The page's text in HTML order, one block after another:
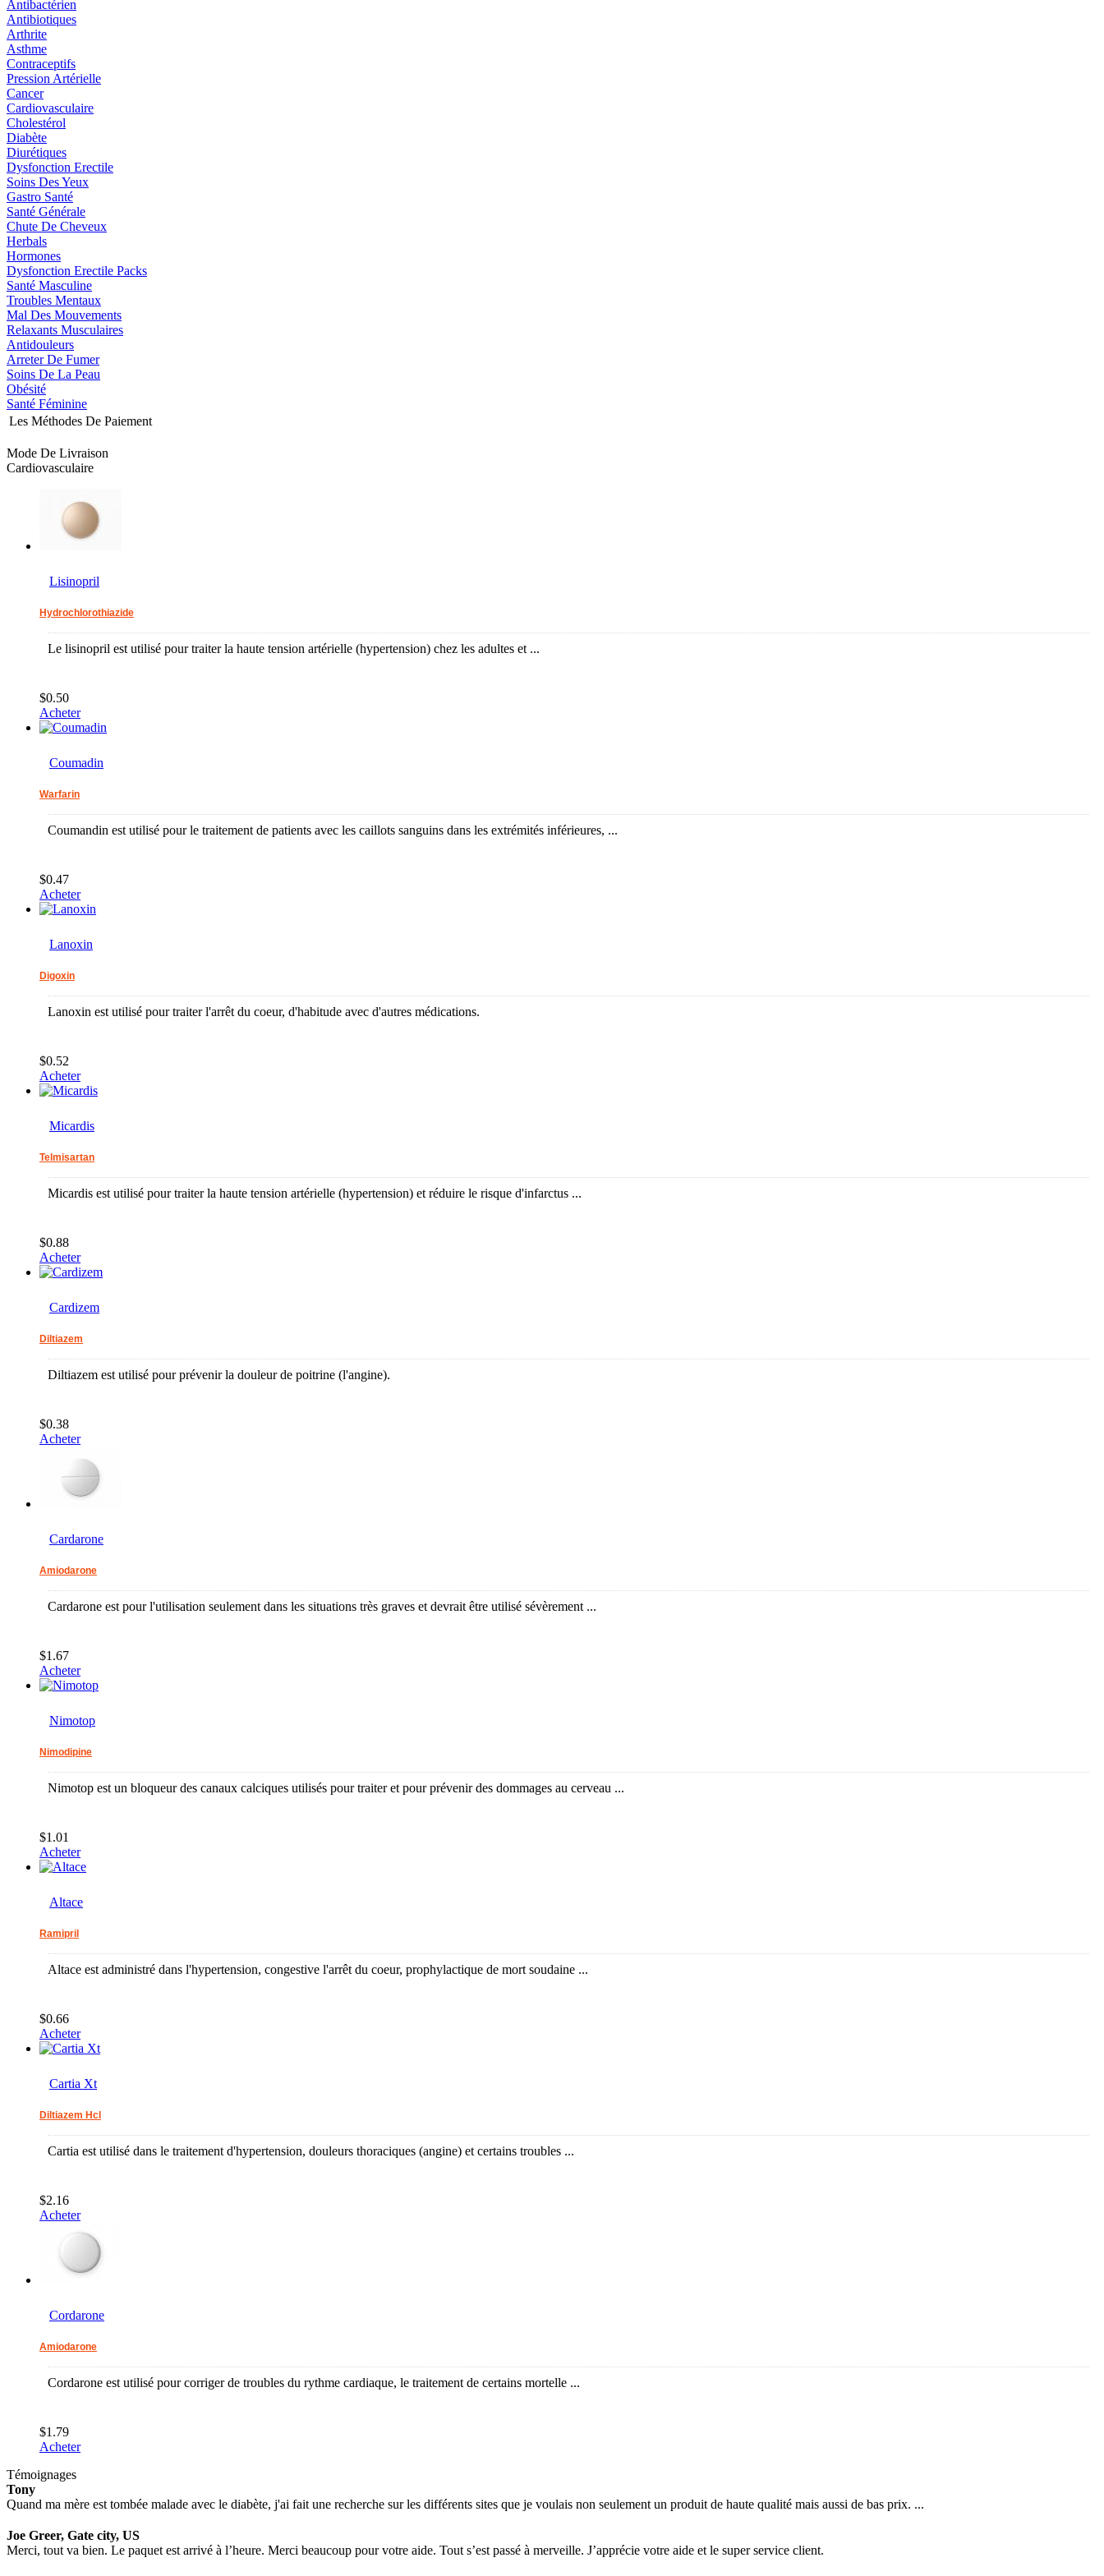
Antibactérien
Antibiotiques
Arthrite
Asthme
Contraceptifs
Pression Artérielle
Cancer
Cardiovasculaire
Cholestérol
Diabète
Diurétiques
Dysfonction Erectile
Soins Des Yeux
Gastro Santé
Santé Générale
Chute De Cheveux
Herbals
Hormones
Dysfonction Erectile Packs
Santé Masculine
Troubles Mentaux
Mal Des Mouvements
Relaxants Musculaires
Antidouleurs
Arreter De Fumer
Soins De La Peau
Obésité
Santé Féminine
Les Méthodes De Paiement
Mode De Livraison
Cardiovasculaire
Lisinopril
Hydrochlorothiazide
Le lisinopril est utilisé pour traiter la haute tension artérielle (hypertension) chez les adultes et ...
$0.50
Acheter
Coumadin
Warfarin
Coumandin est utilisé pour le traitement de patients avec les caillots sanguins dans les extrémités inférieures, ...
$0.47
Acheter
Lanoxin
Digoxin
Lanoxin est utilisé pour traiter l'arrêt du coeur, d'habitude avec d'autres médications.
$0.52
Acheter
Micardis
Telmisartan
Micardis est utilisé pour traiter la haute tension artérielle (hypertension) et réduire le risque d'infarctus ...
$0.88
Acheter
Cardizem
Diltiazem
Diltiazem est utilisé pour prévenir la douleur de poitrine (l'angine).
$0.38
Acheter
Cardarone
Amiodarone
Cardarone est pour l'utilisation seulement dans les situations très graves et devrait être utilisé sévèrement ...
$1.67
Acheter
Nimotop
Nimodipine
Nimotop est un bloqueur des canaux calciques utilisés pour traiter et pour prévenir des dommages au cerveau ...
$1.01
Acheter
Altace
Ramipril
Altace est administré dans l'hypertension, congestive l'arrêt du coeur, prophylactique de mort soudaine ...
$0.66
Acheter
Cartia Xt
Diltiazem Hcl
Cartia est utilisé dans le traitement d'hypertension, douleurs thoraciques (angine) et certains troubles ...
$2.16
Acheter
Cordarone
Amiodarone
Cordarone est utilisé pour corriger de troubles du rythme cardiaque, le traitement de certains mortelle ...
$1.79
Acheter
Témoignages
Tony
Quand ma mère est tombée malade avec le diabète, j'ai fait une recherche sur les différents sites que je voulais non seulement un produit de haute qualité mais aussi de bas prix. ...
Joe Greer, Gate city, US
Merci, tout va bien. Le paquet est arrivé à l’heure. Merci beaucoup pour votre aide. Tout s’est passé à merveille. J’apprécie votre aide et le super service client.